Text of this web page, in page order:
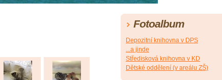
Fotoalbum
Depozitní knihovna v DPS
...a jinde
Středisková knihovna v KD
Dětské oddělení (v areálu ZŠ)